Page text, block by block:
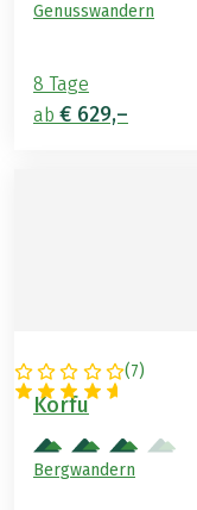
Genusswandern
8 Tage
ab € 629,–
(7)
GRIECHENLAND
Korfu
Bergwandern